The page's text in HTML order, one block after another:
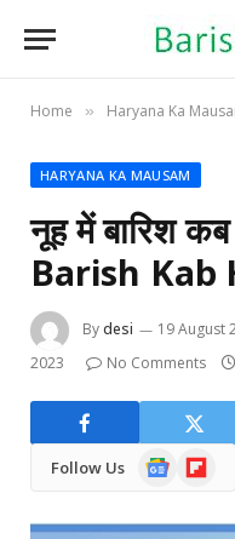
Home » Haryana Ka
HARYANA KA MAUSAM
नूह में बारिश
Barish Kab
Bydesi 19 August
2023
No Comments
Follow Us
Google
News